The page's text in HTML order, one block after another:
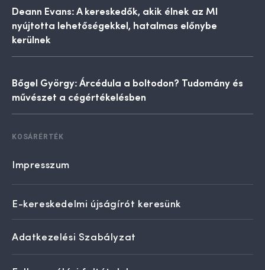
Deann Evans: A kereskedők, akik élnek az MI
nyújtotta lehetőségekkel, hatalmas előnybe
kerülnek
Bőgel György: Árcédula a boltodon? Tudomány és
művészet a cégértékelésben
KOSÁRÉRTÉK
Impresszum
E-kereskedelmi újságírót keresünk
Adatkezelési Szabályzat